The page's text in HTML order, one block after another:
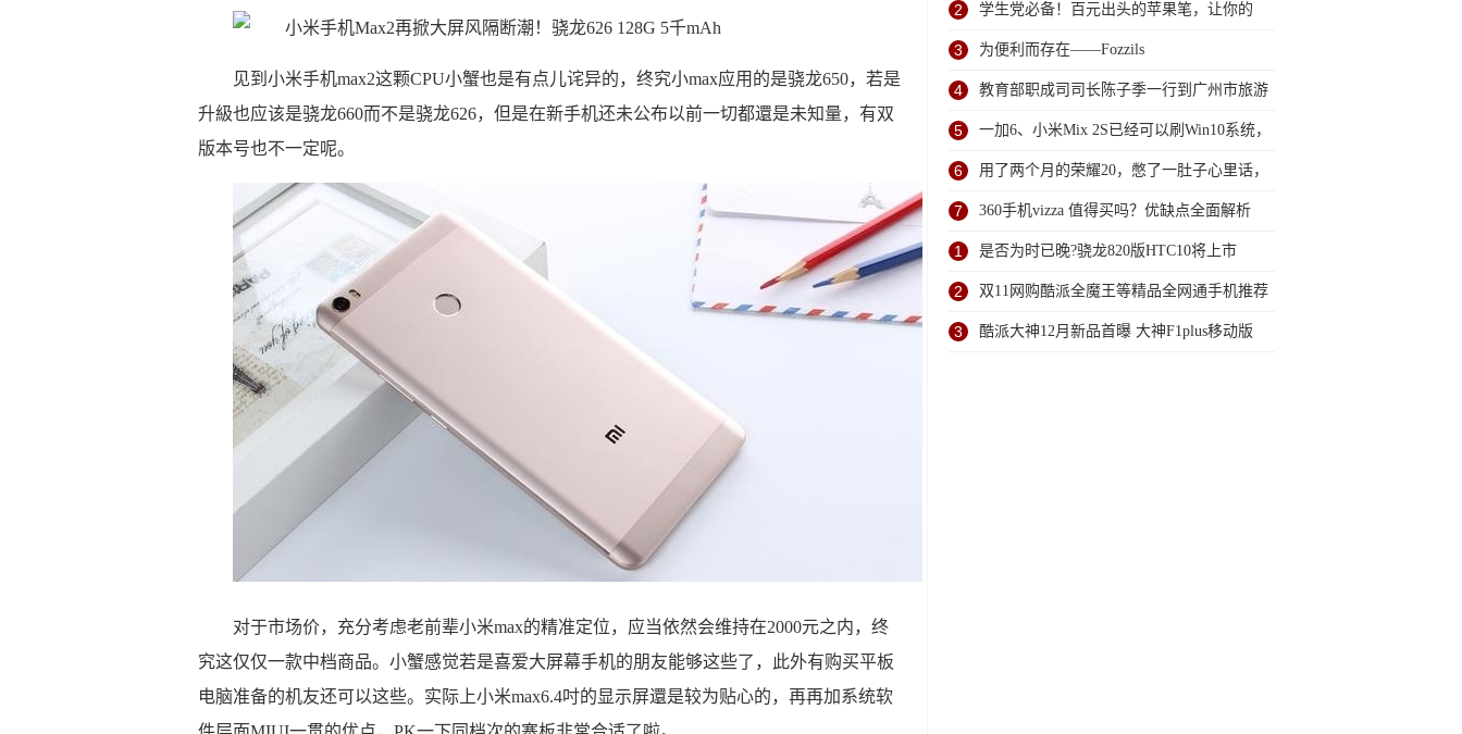
见到小米手机max2这颗CPU小蟹也是有点儿诧异的，终究小max应用的是骁龙650，若是
升級也应该是骁龙660而不是骁龙626，但是在新手机还未公布以前一切都還是未知量，有双
版本号也不一定呢。
对于市场价，充分考虑老前辈小米max的精准定位，应当依然会维持在2000元之内，终
究这仅仅一款中档商品。小蟹感觉若是喜爱大屏幕手机的朋友能够这些了，此外有购买平板
电脑准备的机友还可以这些。实际上小米max6.4吋的显示屏還是较为贴心的，再再加系统软
2 学生党必备！百元出头的苹果笔，让你的
iPad成为学习神器
3 为便利而存在——Fozzils
4 教育部职成司司长陈子季一行到广州市旅游
商务职业学校考察调研
5 一加6、小米Mix 2S已经可以刷Win10系统，
网友：安卓提不动刀了？
6 用了两个月的荣耀20，憋了一肚子心里话，
今天终于一吐为快
7 360手机vizza 值得买吗？优缺点全面解析
1 是否为时已晚?骁龙820版HTC10将上市
2 双11网购酷派全魔王等精品全网通手机推荐
3 酷派大神12月新品首曝 大神F1plus移动版